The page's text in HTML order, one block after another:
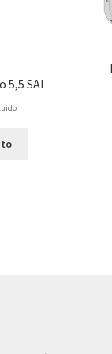
5,5 SAI